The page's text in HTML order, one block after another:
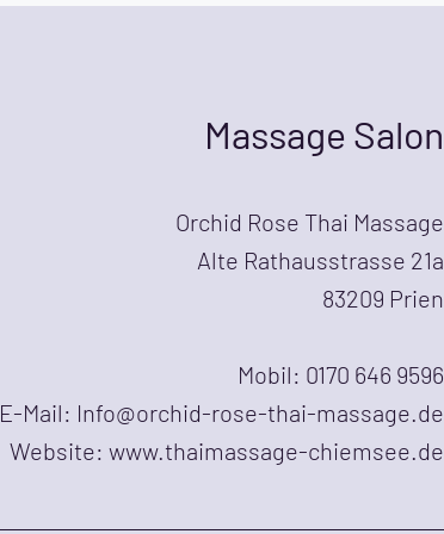
Massage Salon
Orchid Rose Thai Massage
Alte Rathausstrasse 21a
83209 Prien
Mobil: 0170 646 9596
E-Mail: Info@orchid-rose-thai-massage.de
Website: www.thaimassage-chiemsee.de